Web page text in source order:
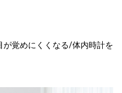
覚めにくくなる/体内時計を